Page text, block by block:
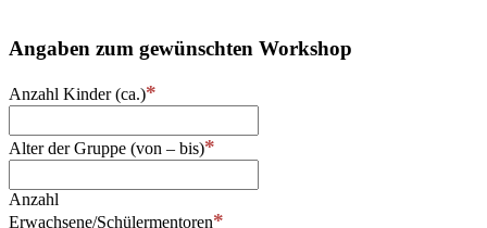
Angaben zum gewünschten Workshop
Anzahl Kinder (ca.)
Alter der Gruppe (von – bis)
Anzahl
Erwachsene/Schülermentoren